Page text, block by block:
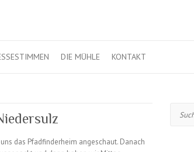
DIE MÜHLE KONTAKT
das Pfadfinderheim angeschaut. Danach